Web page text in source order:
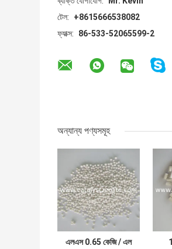
টেল:
+8615666538082
ফ্যাক্স:
86-533-52065599-2
অন্যান্য পণ্যসমূহ
এলএস 0.65 কেজি / এল